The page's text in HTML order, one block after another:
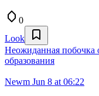
0
Look
Неожиданная побочка
образования
Newm Jun 8 at 06:22